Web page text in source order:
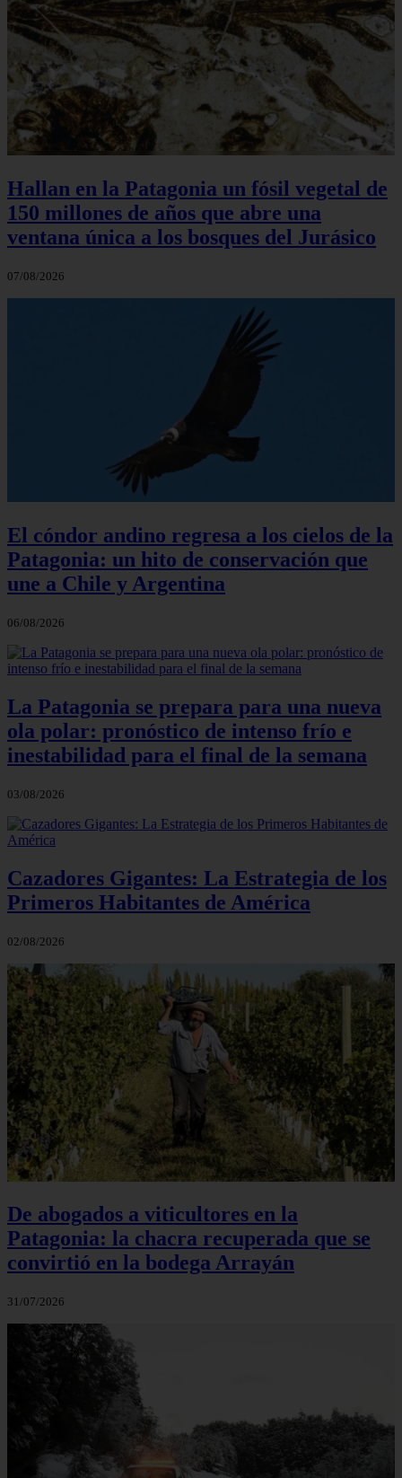
Hallan en la Patagonia un fósil vegetal de
150 millones de años que abre una
ventana única a los bosques del Jurásico
07/08/2026
El cóndor andino regresa a los cielos de la
Patagonia: un hito de conservación que
une a Chile y Argentina
06/08/2026
La Patagonia se prepara para una nueva
ola polar: pronóstico de intenso frío e
inestabilidad para el final de la semana
03/08/2026
Cazadores Gigantes: La Estrategia de los
Primeros Habitantes de América
02/08/2026
De abogados a viticultores en la
Patagonia: la chacra recuperada que se
convirtió en la bodega Arrayán
31/07/2026